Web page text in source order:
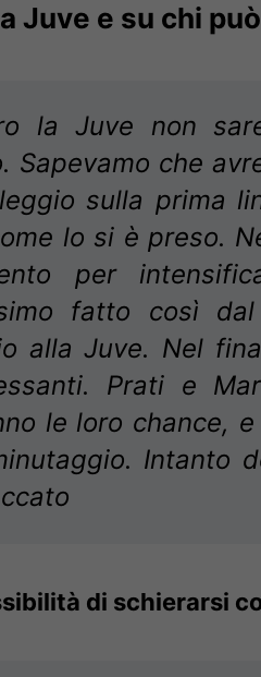
Juve e su chi
la Juve non
Sapevamo che
sulla prima
lo si è preso.
per
fatto così
alla Juve. Nel
Prati e
le loro chance,
Intanto
di schierarsi